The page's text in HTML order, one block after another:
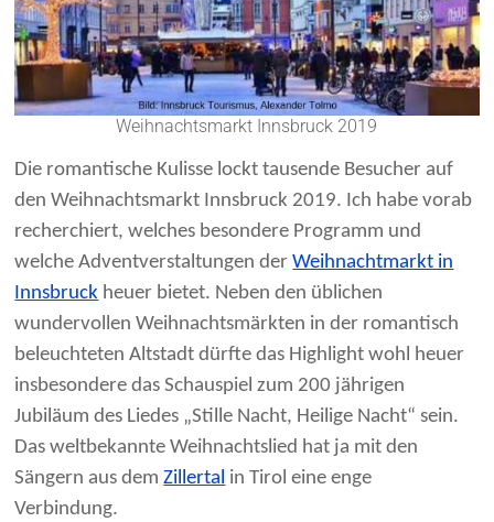
Weihnachtsmarkt Innsbruck 2019
Die romantische Kulisse lockt tausende Besucher auf
den Weihnachtsmarkt Innsbruck 2019. Ich habe vorab
recherchiert, welches besondere Programm und
welche Adventverstaltungen derWeihnachtmarkt in
Innsbruck heuer bietet. Neben den üblichen
wundervollen Weihnachtsmärkten in der romantisch
beleuchteten Altstadt dürfte das Highlight wohl heuer
insbesondere das Schauspiel zum 200 jährigen
Jubiläum des Liedes „Stille Nacht, Heilige Nacht“ sein.
Das weltbekannte Weihnachtslied hat ja mit den
Sängern aus demZillertal in Tirol eine enge
Verbindung.